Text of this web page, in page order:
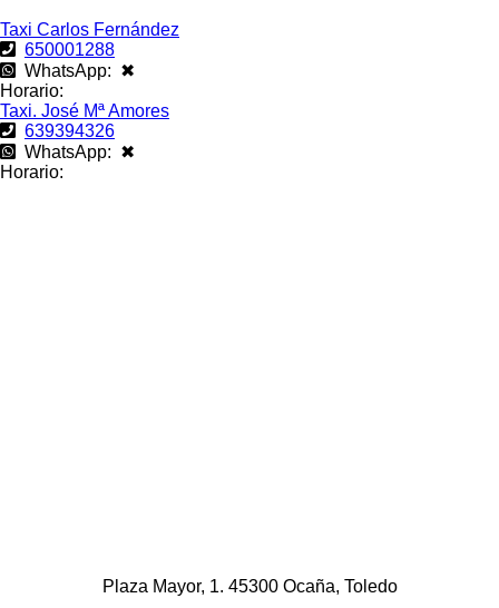
Taxi Carlos Fernández
650001288
WhatsApp: ✖
Horario:
Taxi. José Mª Amores
639394326
WhatsApp: ✖
Horario:
Plaza Mayor, 1. 45300 Ocaña, Toledo